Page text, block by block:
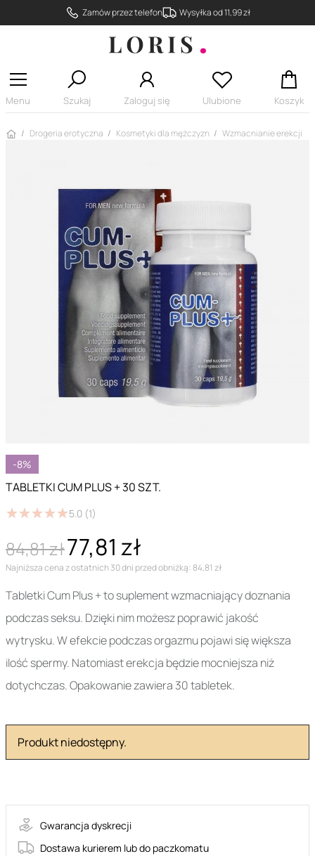
Zamów przez telefon Wysyłka od 11,99 zł
Menu Szukaj Zaloguj się Ulubione Koszyk
Strona główna
Drogeria erotyczna Kosmetyki dla mężczyzn Wzmacnianie erekcji
-8%
TABLETKI CUM PLUS + 30 SZT.
★★★★★
★★★★★5.0 (1)
84,81 zł77,81 zł
Najniższa cena z ostatnich 30 dni przed obniżką: 84,81 zł
Tabletki Cum Plus + to suplement wzmacniający doznania
podczas seksu. Dzięki nim możesz poprawić jakość
wytrysku. W efekcie podczas orgazmu pojawi się większa
ilość spermy. Natomiast erekcja będzie mocniejsza niż
dotychczas. Opakowanie zawiera 30 tabletek.
Produkt niedostępny.
Gwarancja dyskrecji
Dostawa kurierem lub do paczkomatu